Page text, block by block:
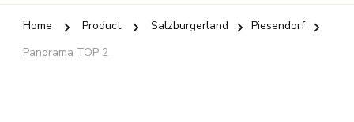
Home Product Salzburgerland
Piesendorf
Panorama TOP 2